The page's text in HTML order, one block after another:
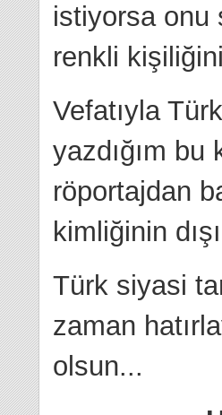
istiyorsa onu
renkli
Vefatıyla
yazdığım bu
röportajdan
kimliğinin
Türk siyasi
zaman
olsun...